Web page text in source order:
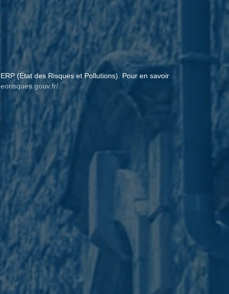
(État des Risques et Pollutions). Pour en savoir